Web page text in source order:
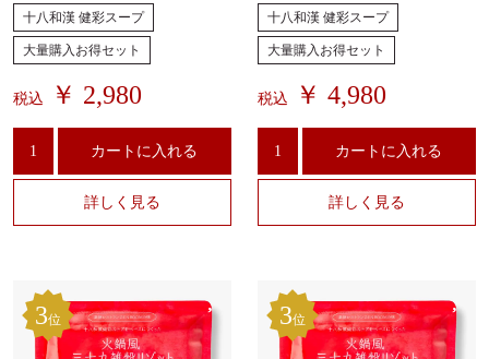
十八和漢 健彩スープ
大量購入お得セット
税込 ￥ 2,980
カートに入れる
詳しく見る
十八和漢 健彩スープ
大量購入お得セット
税込 ￥ 4,980
カートに入れる
詳しく見る
3位 3位